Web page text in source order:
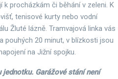
procházkám či běhání v zeleni. K
tenisové kurty nebo vodní
Žluté lázně. Tramvajová linka vás
pouhých 20 minut, v blízkosti jsou
na Jižní spojku.
Garážové stání není